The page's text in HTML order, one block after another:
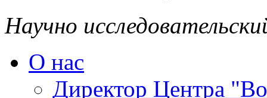
Научно
О нас
Директор Центра